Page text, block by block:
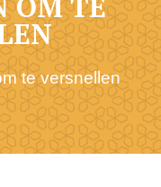
te versnellen